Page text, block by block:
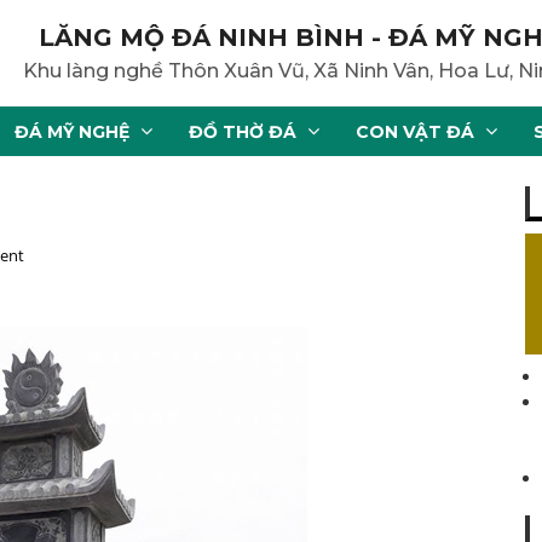
LĂNG MỘ ĐÁ NINH BÌNH - ĐÁ MỸ
Khu làng nghề Thôn Xuân Vũ, Xã Ninh Vân, Hoa Lư,
ĐÁ MỸ NGHỆ ĐỒ THỜ ĐÁ CON VẬT ĐÁ